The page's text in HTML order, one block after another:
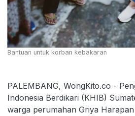
Bantuan untuk korban kebakaran
PALEMBANG, WongKito.co -
Indonesia Berdikari (KHIB)
warga perumahan Griya